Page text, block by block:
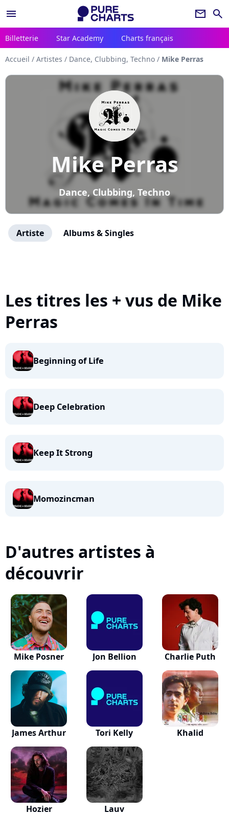
menu newsletter search
Billetterie Star Academy Charts français
Accueil / Artistes / Dance, Clubbing, Techno / Mike Perras
Mike Perras
Dance, Clubbing, Techno
Artiste Albums & Singles
Les titres les + vus de Mike
Perras
Beginning of Life
Deep Celebration
Keep It Strong
Momozincman
D'autres artistes à
découvrir
Mike Posner Jon Bellion Charlie Puth
James Arthur Tori Kelly Khalid
Hozier Lauv